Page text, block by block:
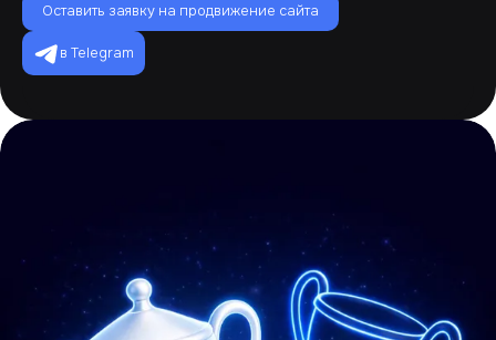
Оставить заявку на продвижение сайта
в Telegram